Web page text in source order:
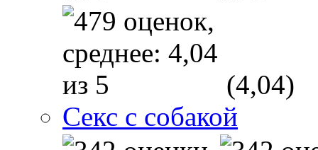
(4,04)
Секс с собакой